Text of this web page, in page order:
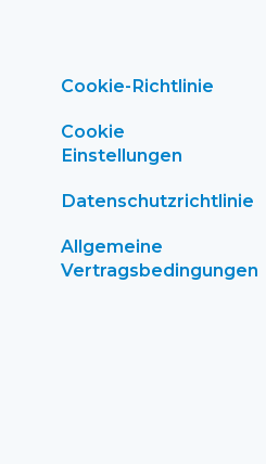
Cookie-Richtlinie
Cookie
Einstellungen
Datenschutzrichtlinie
Allgemeine
Vertragsbedingungen